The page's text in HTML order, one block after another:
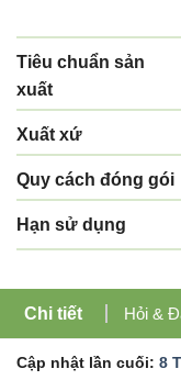
Tiêu chuẩn sản
xuất
Xuất xứ
Quy cách đóng gói
Hạn sử dụng
Chi tiết Hỏi &
Cập nhật lần cuối: 8